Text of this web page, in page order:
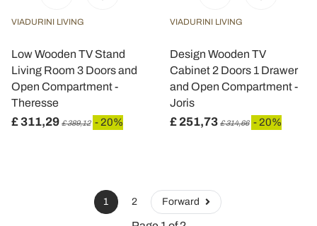
VIADURINI LIVING
Low Wooden TV Stand
Living Room 3 Doors and
Open Compartment -
Theresse
£ 311,29 £ 389,12 - 20%
VIADURINI LIVING
Design Wooden TV
Cabinet 2 Doors 1 Drawer
and Open Compartment -
Joris
£ 251,73 £ 314,66 - 20%
1 2 Forward